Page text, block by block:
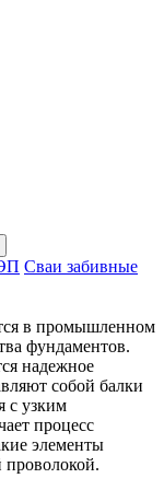
Сваи забивные
в промышленном
фундаментов.
надежное
собой балки
с узким
процесс
элементы